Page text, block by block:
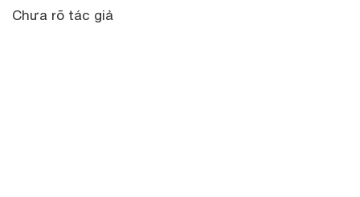
Chưa rõ tác giả